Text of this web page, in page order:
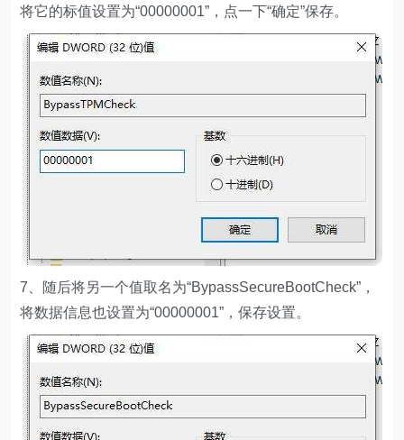
将它的标值设置为“00000001”，点一下“确定”保存。
7、随后将另一个值取名为“BypassSecureBootCheck”，
将数据信息也设置为“00000001”，保存设置。